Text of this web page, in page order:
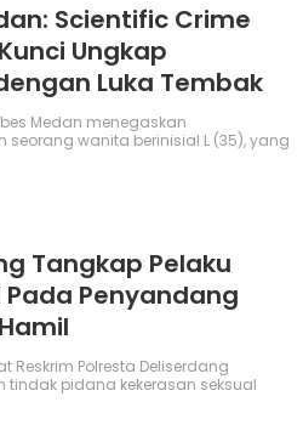
Scientific Crime
Ungkap
Luka Tembak
Medan menegaskan
wanita berinisial L (35), yang
Tangkap Pelaku
Pada Penyandang
Reskrim Polresta Deliserdang
pidana kekerasan seksual